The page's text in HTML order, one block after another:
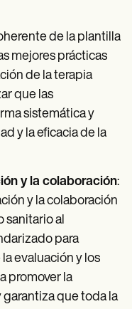
de la plantilla
mejores prácticas
de la terapia
que las
sistemática y
y la eficacia de la
y la colaboración:
y la colaboración
sanitario al
para
evaluación y los
promover la
que toda la